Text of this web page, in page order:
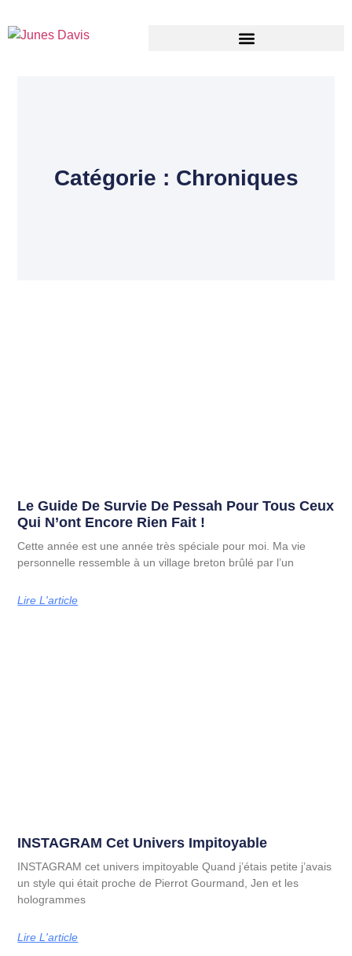
Catégorie : Chroniques
Le Guide De Survie De Pessah Pour Tous Ceux
Qui N’ont Encore Rien Fait !
Cette année est une année très spéciale pour moi. Ma vie
personnelle ressemble à un village breton brûlé par l’un
Lire L'article
INSTAGRAM Cet Univers Impitoyable
INSTAGRAM cet univers impitoyable Quand j’étais petite j’avais
un style qui était proche de Pierrot Gourmand, Jen et les
hologrammes
Lire L'article